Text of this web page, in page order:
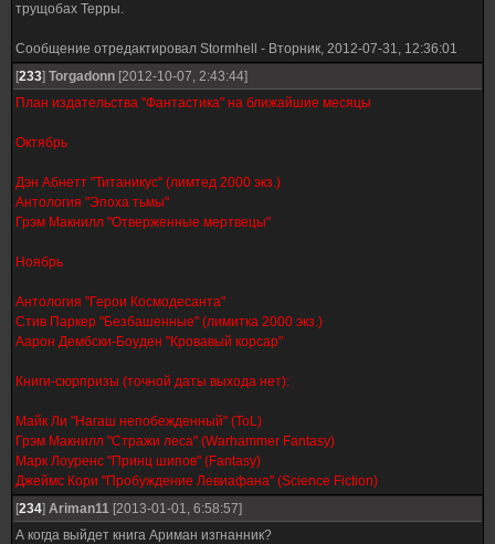
трущобах Терры.
Сообщение отредактировал Stormhell - Вторник, 2012-07-31, 12:36:01
[233] Torgadonn [2012-10-07, 2:43:44]
План издательства "Фантастика" на ближайшие месяцы
Октябрь
Дэн Абнетт "Титаникус" (лимтед 2000 экз.)
Антология "Эпоха тьмы"
Грэм Макнилл "Отверженные мертвецы"
Ноябрь
Антология "Герои Космодесанта"
Стив Паркер "Безбашенные" (лимитка 2000 экз.)
Аарон Дембски-Боуден "Кровавый корсар"
Книги-сюрпризы (точной даты выхода нет):
Майк Ли "Нагаш непобежденный" (ToL)
Грэм Макнилл "Стражи леса" (Warhammer Fantasy)
Марк Лоуренс "Принц шипов" (Fantasy)
Джеймс Кори "Пробуждение Левиафана" (Science Fiction)
[234] Ariman11 [2013-01-01, 6:58:57]
А когда выйдет книга Ариман изгнанник?